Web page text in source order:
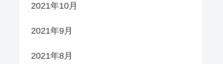
2021年10月
2021年9月
2021年8月